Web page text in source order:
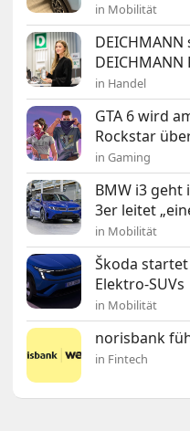
in Mobilität
in Handel
GTA 6 wird
Rockstar
in Gaming
BMW i3
3er leitet
in Mobilität
Škoda
Elektro-SUVs
in Mobilität
norisbank
in Fintech